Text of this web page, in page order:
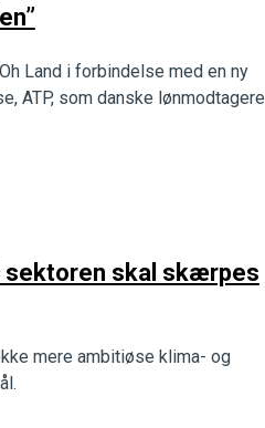
Land i forbindelse med en ny
ATP, som danske lønmodtagere
sektoren skal skærpes
mere ambitiøse klima- og